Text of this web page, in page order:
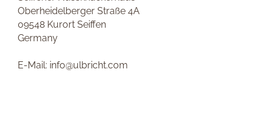
Oberheidelberger Straße 4A
09548 Kurort Seiffen
Germany
E-Mail: info@ulbricht.com